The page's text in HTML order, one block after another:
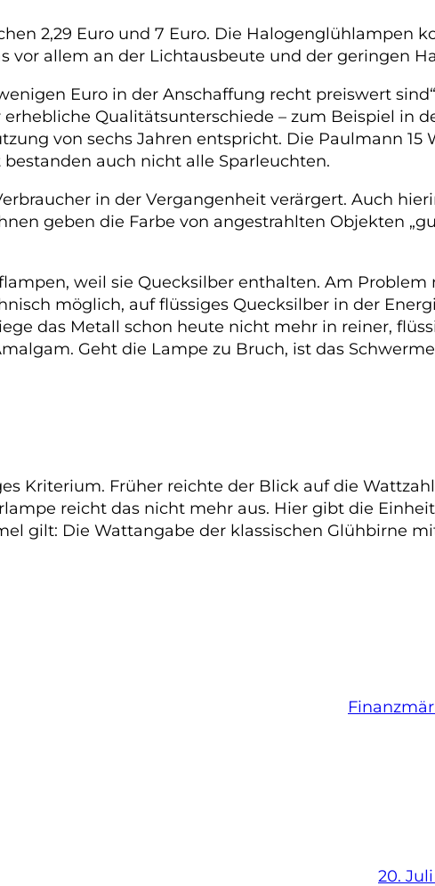
2,29 Euro und 7 Euro. Die Halogenglühlampen
vor allem an der Lichtausbeute und der geringen
Euro in der Anschaffung recht preiswert
Qualitätsunterschiede – zum Beispiel in
von sechs Jahren entspricht. Die Paulmann
auch nicht alle Sparleuchten.
in der Vergangenheit verärgert. Auch
geben die Farbe von angestrahlten Objekten
weil sie Quecksilber enthalten. Am Problem
möglich, auf flüssiges Quecksilber in der
das Metall schon heute nicht mehr in reiner,
Geht die Lampe zu Bruch, ist das
Kriterium. Früher reichte der Blick auf die
reicht das nicht mehr aus. Hier gibt die
gilt: Die Wattangabe der klassischen Glühbirne
20.